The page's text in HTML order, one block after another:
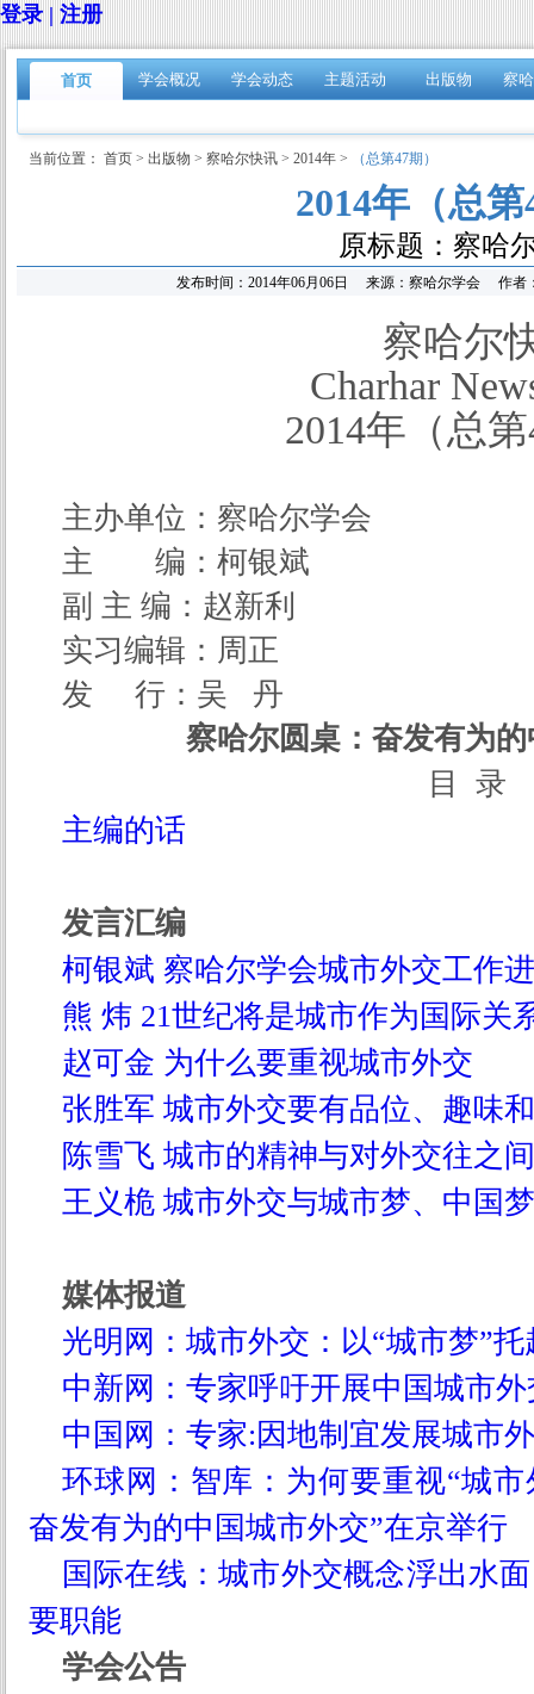
登录 | 注册
首页 学会概况 学会动态 主题活动 出版物 察
当前位置： 首页 > 出版物 > 察哈尔快讯 > 2014年 > （总第47期）
2014年（总
原标题：察哈
发布时间： 2014年06月06日 来源： 察哈尔学会作者
察哈尔
Charhar
2014年（总
主办单位：察哈尔学会
主 编：柯银斌
副 主 编：赵新利
实习编辑：周正
发 行：吴 丹
察哈尔圆桌：奋发有为
目 录
主编的话
发言汇编
柯银斌 察哈尔学会城市外交工作
熊 炜 21世纪将是城市作为国际关
赵可金 为什么要重视城市外交
张胜军 城市外交要有品位、趣味
陈雪飞 城市的精神与对外交往之
王义桅 城市外交与城市梦、中国梦
媒体报道
光明网：城市外交：以“城市梦”托
中新网：专家呼吁开展中国城市
中国网：专家:因地制宜发展城市
环球网：智库：为何要重视“城
奋发有为的中国城市外交”在京举行
国际在线：城市外交概念浮出水
要职能
学会公告